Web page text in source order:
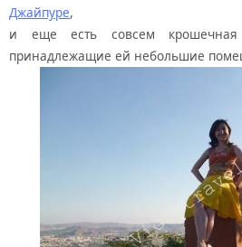
Джайпуре,
и еще есть совсем
принадлежащие ей небольшие